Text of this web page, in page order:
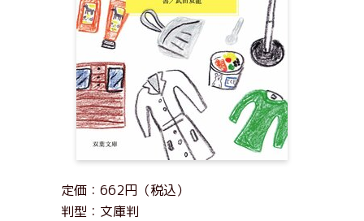
定価：662円（税込）
判型：文庫判